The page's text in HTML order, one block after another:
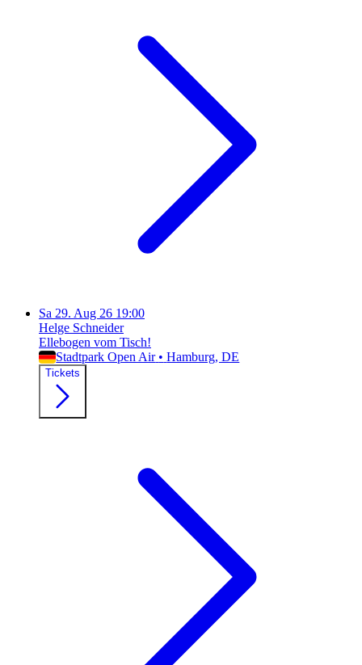
Sa 29. Aug 26 19:00
Helge Schneider
Ellebogen vom Tisch!
Stadtpark Open Air • Hamburg, DE
Tickets